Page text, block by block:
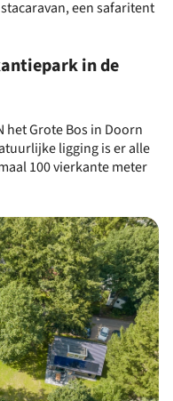
een safaritent
in de
het Grote Bos in Doorn
ligging is er alle
100 vierkante meter